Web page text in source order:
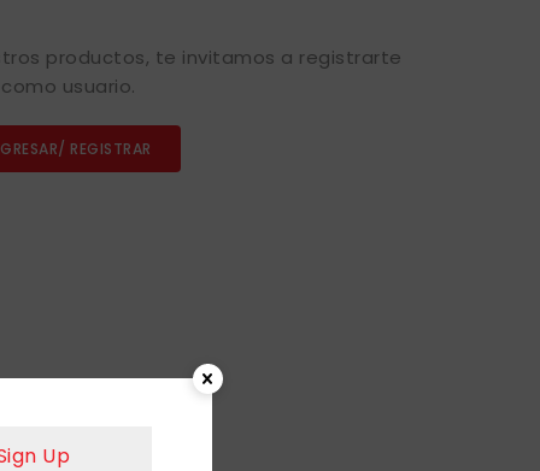
productos, te invitamos a registrarte
como usuario.
REGISTRAR
Up